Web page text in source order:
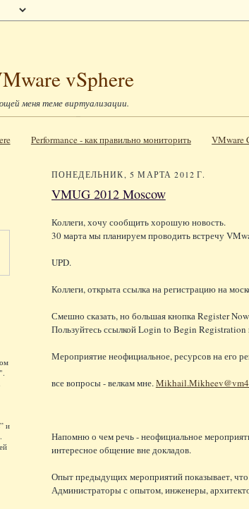
vSphere
меня теме виртуализации.
Performance - как правильно мониторить VMware
и
ПОНЕДЕЛЬНИК, 5 МАРТА 2012 Г.
VMUG 2012 Moscow
Коллеги, хочу сообщить хорошую новость.
30 марта мы планируем проводить встречу
UPD.
Коллеги, открыта ссылка на регистрацию на
Смешно сказать, но большая кнопка Register
Пользуйтесь ссылкой Login to Begin
Мероприятие неофициальное, ресурсов на его
все вопросы - велкам мне.
Напомню о чем речь - неофициальное
интересное общение вне докладов.
Опыт предыдущих мероприятий показывает,
Администраторы с опытом, инженеры,